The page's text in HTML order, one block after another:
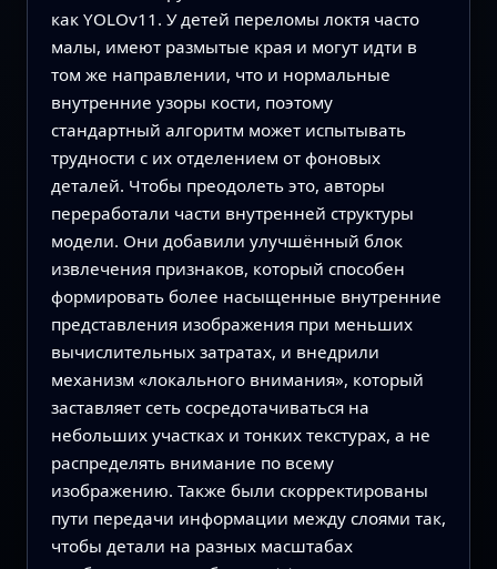
как YOLOv11. У детей переломы локтя часто
малы, имеют размытые края и могут идти в
том же направлении, что и нормальные
внутренние узоры кости, поэтому
стандартный алгоритм может испытывать
трудности с их отделением от фоновых
деталей. Чтобы преодолеть это, авторы
переработали части внутренней структуры
модели. Они добавили улучшённый блок
извлечения признаков, который способен
формировать более насыщенные внутренние
представления изображения при меньших
вычислительных затратах, и внедрили
механизм «локального внимания», который
заставляет сеть сосредотачиваться на
небольших участках и тонких текстурах, а не
распределять внимание по всему
изображению. Также были скорректированы
пути передачи информации между слоями так,
чтобы детали на разных масштабах